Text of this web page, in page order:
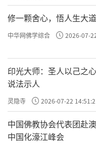
修一颗舍心，悟人生大道
中华网佛学综合 2026-07-
印光大师：圣人以己之
说法示人
灵隐寺 2026-07-22
中国佛教协会代表团赴
中国化濠江峰会